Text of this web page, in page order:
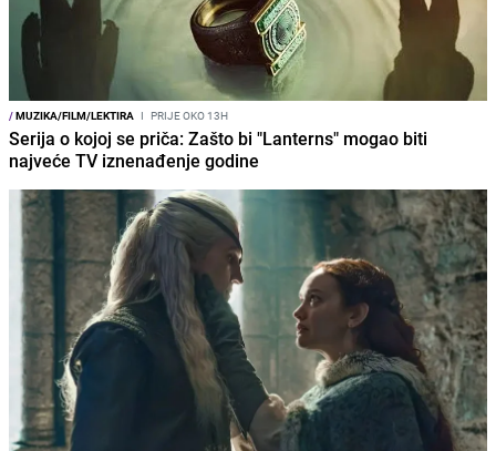
/MUZIKA/FILM/LEKTIRA I PRIJE OKO 13H
Serija o kojoj se priča: Zašto bi "Lanterns" mogao biti
najveće TV iznenađenje godine